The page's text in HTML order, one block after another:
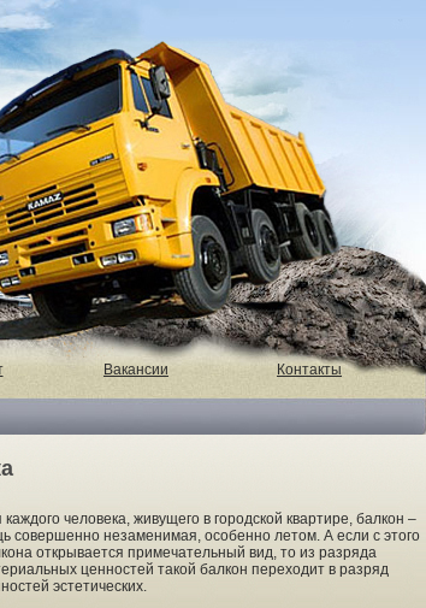
Вакансии Контакты
каждого человека, живущего в городской квартире, балкон –
совершенно незаменимая, особенно летом. А если с этого
открывается примечательный вид, то из разряда
ценностей такой балкон переходит в разряд
эстетических.